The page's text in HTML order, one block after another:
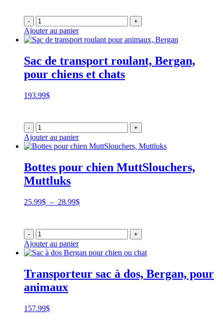
46.99$
à
- +
Ajouter au panier
Sac de transport roulant, Bergan,
pour chiens et chats
193.99$
- +
Ajouter au panier
Bottes pour chien MuttSlouchers,
Muttluks
25.99$ – 28.99$Plage
25.99$
à
- +
Ajouter au panier
Transporteur sac à dos, Bergan, pour
animaux
157.99$